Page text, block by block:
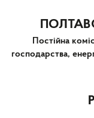
Постійна
господарства,